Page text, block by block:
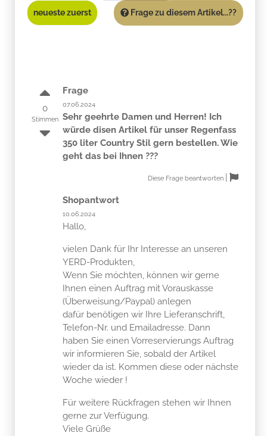
neueste zuerst Frage zu diesem Artikel...??
0
Stimmen
Frage
07.06.2024
Sehr geehrte Damen und Herren! Ich
würde disen Artikel für unser Regenfass
350 liter Country Stil gern bestellen. Wie
geht das bei Ihnen ???
Diese Frage beantworten
Shopantwort
10.06.2024
Hallo,
vielen Dank für Ihr Interesse an unseren
YERD-Produkten,
Wenn Sie möchten, können wir gerne
Ihnen einen Auftrag mit Vorauskasse
(Überweisung/Paypal) anlegen
dafür benötigen wir Ihre Lieferanschrift,
Telefon-Nr. und Emailadresse. Dann
haben Sie einen Vorreservierungs Auftrag
wir informieren Sie, sobald der Artikel
wieder da ist. Kommen diese oder nächste
Woche wieder !
Für weitere Rückfragen stehen wir Ihnen
gerne zur Verfügung.
Viele Grüße